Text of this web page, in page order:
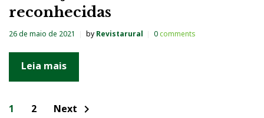
reconhecidas
26 de maio de 2021 by Revistarural 0comments
Leia mais
N
1 2 Next chevron_right